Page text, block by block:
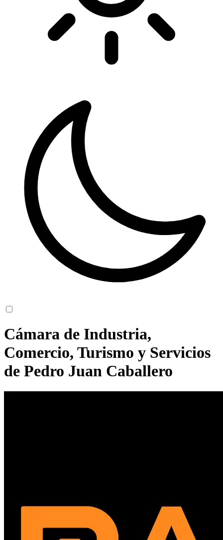
Cámara de Industria,
Comercio, Turismo y Servicios
de Pedro Juan Caballero